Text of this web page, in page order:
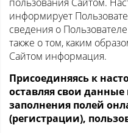
информирует
сведения о
также о том, каким
Сайтом информация.
Присоединяясь к
оставляя свои
заполнения полей
(регистрации),